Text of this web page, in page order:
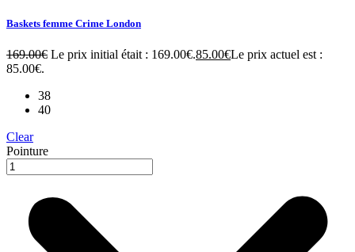
Baskets femme Crime London
169.00€ Le prix initial était : 169.00€.85.00€Le prix actuel est :
85.00€.
38
40
Clear
Pointure